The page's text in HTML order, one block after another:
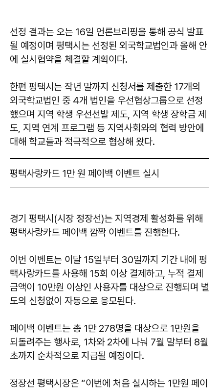
선정 결과는 오는 16일 언론브리핑을 통해 공식 발표
될 예정이며 평택시는 선정된 외국학교법인과 올해 안
에 실시협약을 체결할 계획이다.
한편 평택시는 작년 말까지 신청서를 제출한 17개의
외국학교법인 중 4개 법인을 우선협상그룹으로 선정
했으며 지역 학생 우선선발 제도, 지역 학생 장학금 제
도, 지역 연계 프로그램 등 지역사회와의 협력 방안에
대해 학교들과 적극적으로 협상해 왔다.
평택사랑카드 1만 원 페이백 이벤트 실시
경기 평택시(시장 정장선)는 지역경제 활성화를 위해
평택사랑카드 페이백 깜짝 이벤트를 진행한다.
이번 이벤트는 이달 15일부터 30일까지 기간 내에 평
택사랑카드를 사용해 15회 이상 결제하고, 누적 결제
금액이 10만원 이상인 사용자를 대상으로 진행되며 별
도의 신청없이 자동으로 응모된다.
페이백 이벤트는 총 1만 278명을 대상으로 1만원을
되돌려주는 행사로, 1차와 2차에 나눠 7월 말부터 8월
초까지 순차적으로 지급될 예정이다.
정장선 평택시장은 “이번에 처음 실시하는 1만원 페이